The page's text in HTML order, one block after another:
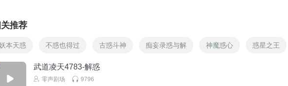
推荐
本天惑 不惑也得过 古惑斗神 痴妄录惑与解 神魔惑心 惑星之王
武道凌天4783-解惑
零声剧场 9796